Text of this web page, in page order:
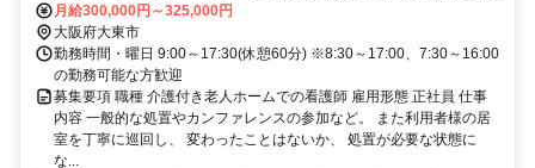
月給300,000円～325,000円
大阪府大東市
勤務時間・曜日 9:00～17:30(休憩60分) ※8:30～17:00、7:30～16:00
の勤務可能な方歓迎
募集要項 職種 介護付き老人ホームでの看護師 雇用形態 正社員 仕事
内容 一般的な処置やカンファレンスの参加など。 また利用者様の居
室を丁寧に巡回し、 変わったことはないか、 処置が必要な状態に
な...